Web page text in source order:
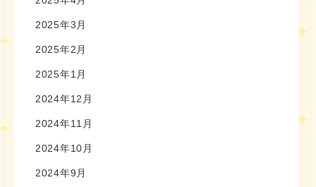
2025年3月
2025年2月
2025年1月
2024年12月
2024年11月
2024年10月
2024年9月